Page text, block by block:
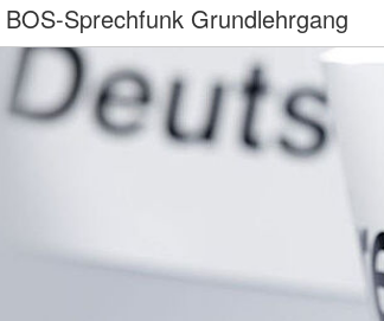
BOS-Sprechfunk Grundlehrgang